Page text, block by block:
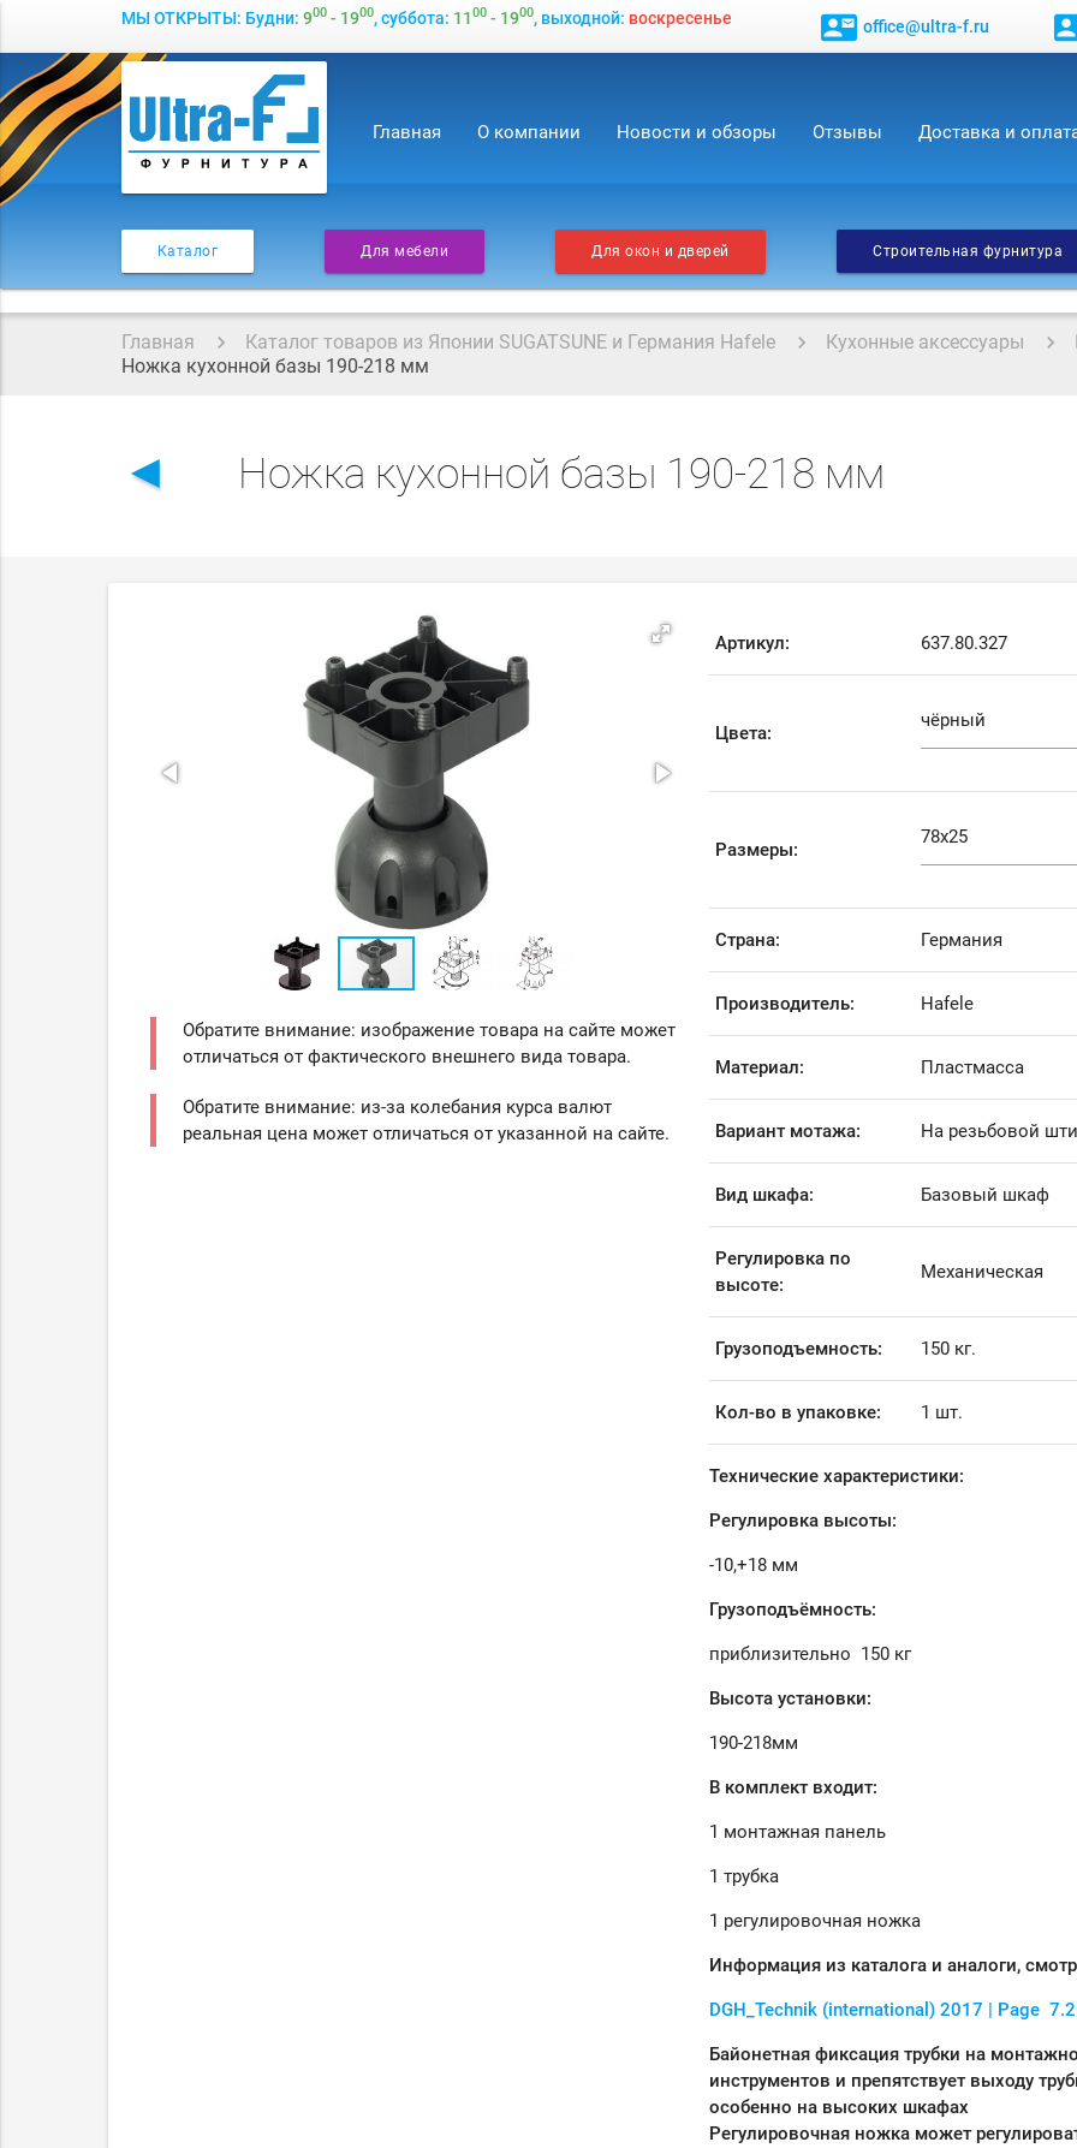
МЫ ОТКРЫТЫ: Будни: 900- 1900, суббота: 1100- 1900, выходной: воскресенье contact_mail office@ultra-f.ru
Главная О компании Новости и обзоры Отзывы Доставка и
Каталог Для мебели Для окон и дверей Строительная фурнитура
Главная Каталог товаров из Японии SUGATSUNE и Германия Hafele Кухонные аксессуары
Ножка кухонной базы 190-218 мм
◄ Ножка кухонной базы 190-218 мм
Обратите внимание: изображение товара на сайте может
отличаться от фактического внешнего вида товара.
Обратите внимание: из-за колебания курса валют
реальная цена может отличаться от указанной на сайте.
Артикул: 637.80.327
Цвета:
Размеры:
Страна: Германия
Производитель: Hafele
Материал: Пластмасса
Вариант мотажа: На резьбовой
Вид шкафа: Базовый шкаф
Регулировка по
высоте:
Механическая
Грузоподъемность: 150 кг.
Кол-во в упаковке: 1 шт.
Технические характеристики:
Регулировка высоты:
-10,+18 мм
Грузоподъёмность:
приблизительно 150 кг
Высота установки:
190-218мм
В комплект входит:
1 монтажная панель
1 трубка
1 регулировочная ножка
Информация из каталога и аналоги,
DGH_Technik (international) 2017 | Page
Байонетная фиксация трубки на
инструментов и препятствует выходу
особенно на высоких шкафах
Регулировочная ножка может